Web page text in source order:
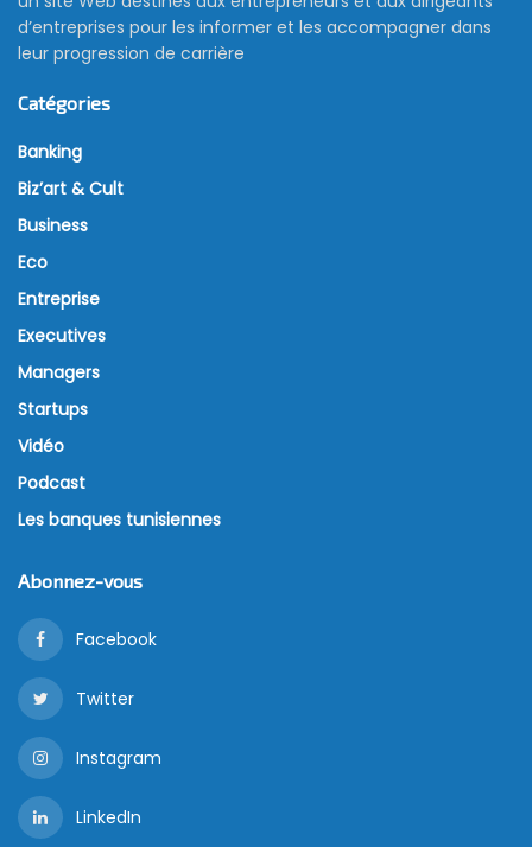
d’entreprises pour les informer et les accompagner dans
leur progression de carrière
Catégories
Banking
Biz’art & Cult
Business
Eco
Entreprise
Executives
Managers
Startups
Vidéo
Podcast
Les banques tunisiennes
Abonnez-vous
Facebook
Twitter
Instagram
LinkedIn